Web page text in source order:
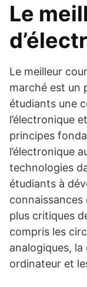
Le
Le meilleur
marché est un
étudiants une
l’électronique
principes
l’électronique
technologies
étudiants à
connaissances
plus critiques
compris les
analogiques,
ordinateur et